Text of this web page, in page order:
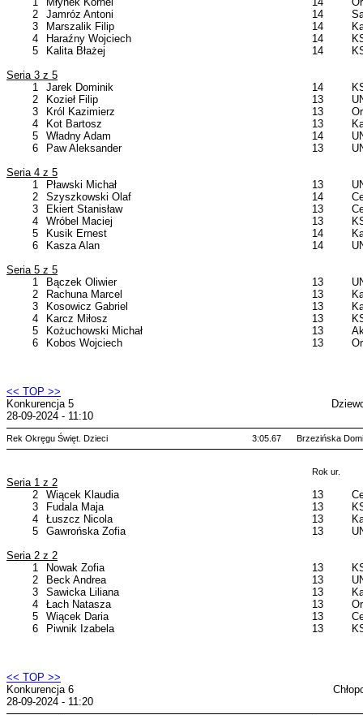
2
3
4
5
Jamróz Antoni
Marszalik Filip
Haraźny Wojciech
Kalita Błażej
14
14
14
14
Seria 3 z 5
1
2
3
4
5
6
Jarek Dominik
Kozieł Filip
Król Kazimierz
Kot Bartosz
Władny Adam
Paw Aleksander
14
13
13
13
14
13
Seria 4 z 5
1
2
3
4
5
6
Pławski Michał
Szyszkowski Olaf
Ekiert Stanisław
Wróbel Maciej
Kusik Ernest
Kasza Alan
13
14
13
13
14
14
Seria 5 z 5
1
2
3
4
5
6
Bączek Oliwier
Rachuna Marcel
Kosowicz Gabriel
Karcz Miłosz
Kożuchowski Michał
Kobos Wojciech
13
13
13
13
13
13
<< TOP >>
Konkurencja 5
28-09-2024 - 11:10
Rek Okręgu Święt. Dzieci 3:05.67 Brzezińska
Rok ur.
Seria 1 z 2
2
3
4
5
Wiącek Klaudia
Fudala Maja
Łuszcz Nicola
Gawrońska Zofia
13
13
13
13
Seria 2 z 2
1
2
3
4
5
6
Nowak Zofia
Beck Andrea
Sawicka Liliana
Łach Natasza
Wiącek Daria
Piwnik Izabela
13
13
13
13
13
13
<< TOP >>
Konkurencja 6
28-09-2024 - 11:20